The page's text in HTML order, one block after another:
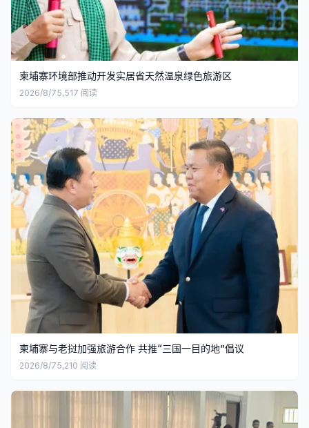
柬埔寨环境部推动开发实居省天然温泉绿色旅游区
2026/8/75,517 阅读
柬埔寨与老挝加强旅游合作 共推“三国一目的地”倡议
2026/8/75,210 阅读